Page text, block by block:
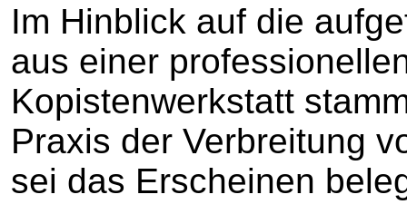
Im Hinblick auf die
aus einer
Kopistenwerkstatt
Praxis der Verbreitung
sei das Erscheinen